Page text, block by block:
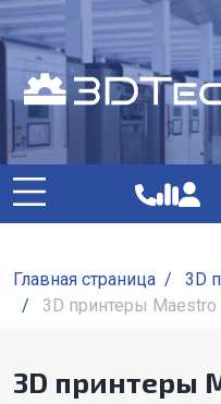
Главная страница /
3D
/
3D принтеры Maestro
3D принтеры